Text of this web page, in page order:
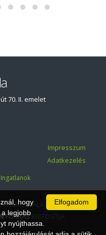
70. II. emelet
Impresszum
Adatkezelés
Ingatlanok
ÉS ÜGYVITELI
FORRÁSBIZTOSÍTJA.
Elfogadom
hogy
legjobb
nyújthassa.